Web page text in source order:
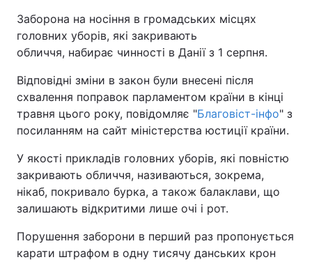
Заборона на носіння в громадських місцях
головних уборів, які закривають
обличчя, набирає чинності в Данії з 1 серпня.
Відповідні зміни в закон були внесені після
схвалення поправок парламентом країни в кінці
травня цього року, повідомляє "Благовіст-інфо" з
посиланням на сайт міністерства юстиції країни.
У якості прикладів головних уборів, які повністю
закривають обличчя, називаються, зокрема,
нікаб, покривало бурка, а також балаклави, що
залишають відкритими лише очі і рот.
Порушення заборони в перший раз пропонується
карати штрафом в одну тисячу данських крон